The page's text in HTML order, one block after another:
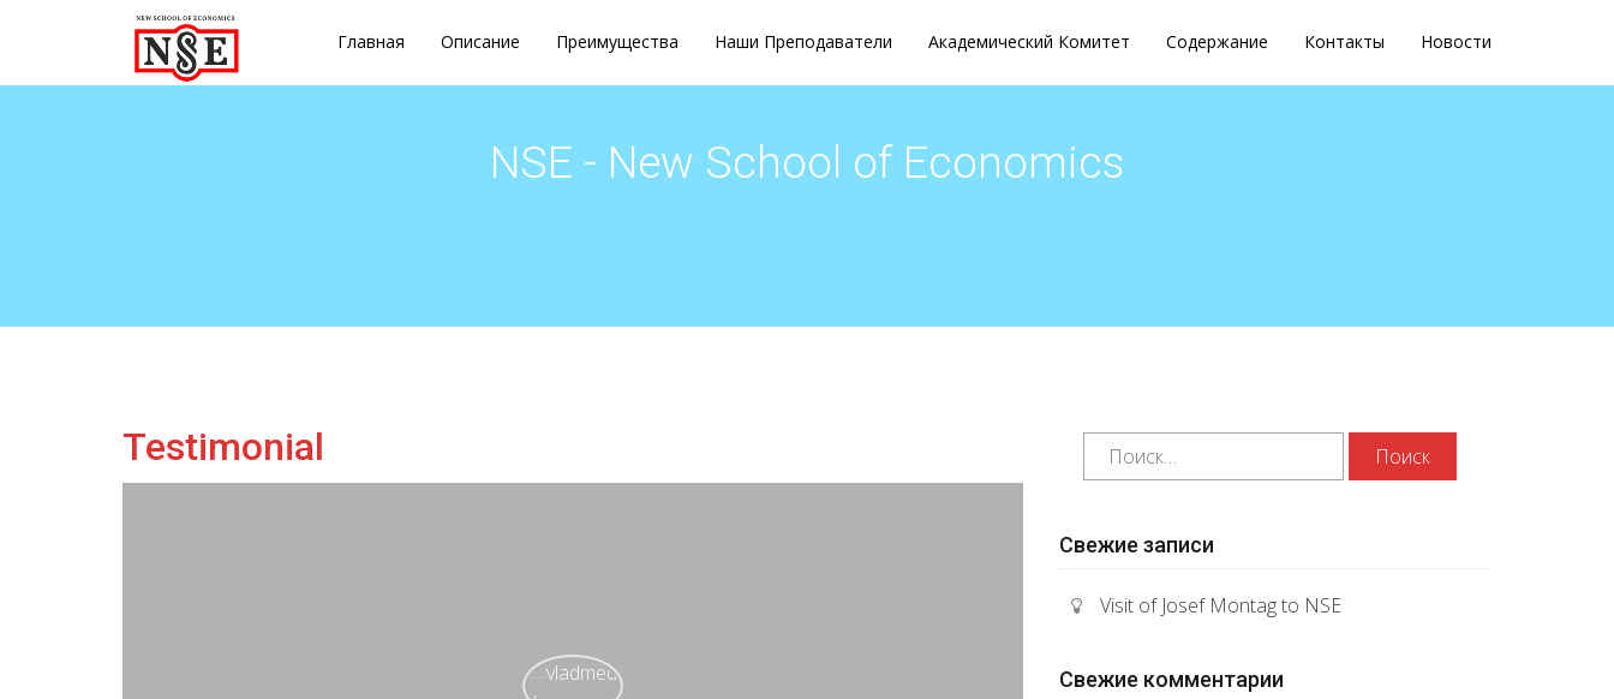
Главная Описание Преимущества Наши Преподаватели Академический Комитет Содержание Контакты Новости
NSE - New School of Economics
Testimonial
Свежие записи
Visit of Josef Montag to NSE
Свежие комментарии